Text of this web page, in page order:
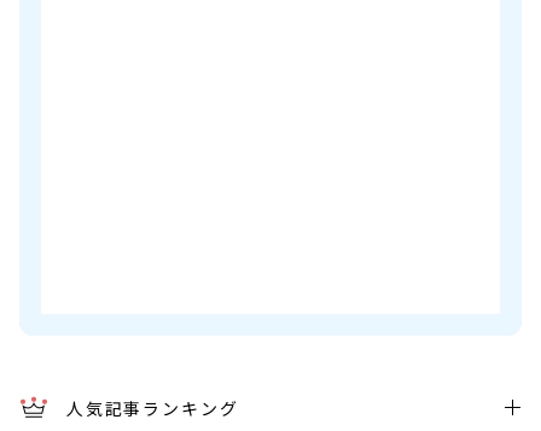
人気記事ランキング